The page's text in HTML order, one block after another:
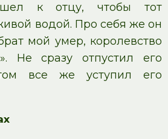
к отцу, чтобы тот
водой. Про себя же он
мой умер, королевство
Не сразу отпустил его
все же уступил его